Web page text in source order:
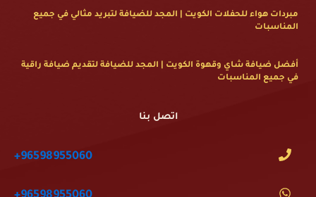
مبردات هواء للحفلات الكويت | المجد للضيافة لتبريد مثالي في جميع
المناسبات
أفضل ضيافة شاي وقهوة الكويت | المجد للضيافة لتقديم ضيافة راقية
في جميع المناسبات
اتصل بنا
+96598955060